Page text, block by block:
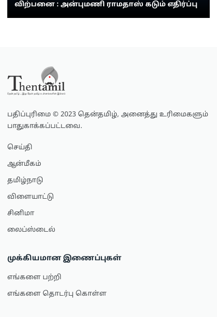
விற்பனை : அன்புமணி ராமதாஸ் கடும் எதிர்ப்பு
பதிப்புரிமை © 2023 தென்தமிழ், அனைத்து உரிமைகளும்
பாதுகாக்கப்பட்டவை.
செய்தி
ஆன்மீகம்
தமிழ்நாடு
விளையாட்டு
சினிமா
லைப்ஸ்டைல்
முக்கியமான இணைப்புகள்
எங்களை பற்றி
எங்களை தொடர்பு கொள்ள